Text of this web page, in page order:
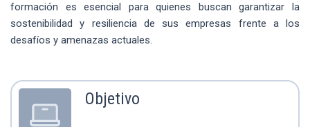
formación es esencial para quienes buscan garantizar la
sostenibilidad y resiliencia de sus empresas frente a los
desafíos y amenazas actuales.
Objetivo